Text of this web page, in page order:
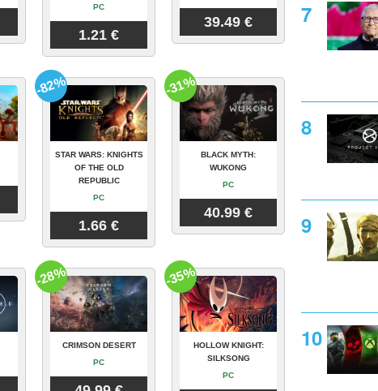
PC
1.21 €
39.49 €
STAR WARS: KNIGHTS
OF THE OLD
REPUBLIC
PC
1.66 €
-82%
BLACK MYTH:
WUKONG
PC
40.99 €
-31%
CRIMSON DESERT
PC
-28%
HOLLOW KNIGHT:
SILKSONG
PC
-35%